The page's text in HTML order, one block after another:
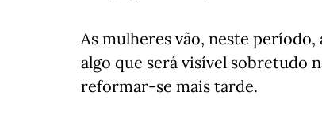
As mulheres vão, neste
algo que será visível sobretudo
reformar-se mais tarde.